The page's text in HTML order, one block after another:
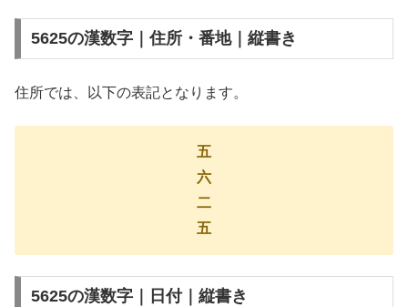
5625の漢数字｜住所・番地｜縦書き
住所では、以下の表記となります。
五
六
二
五
5625の漢数字｜日付｜縦書き